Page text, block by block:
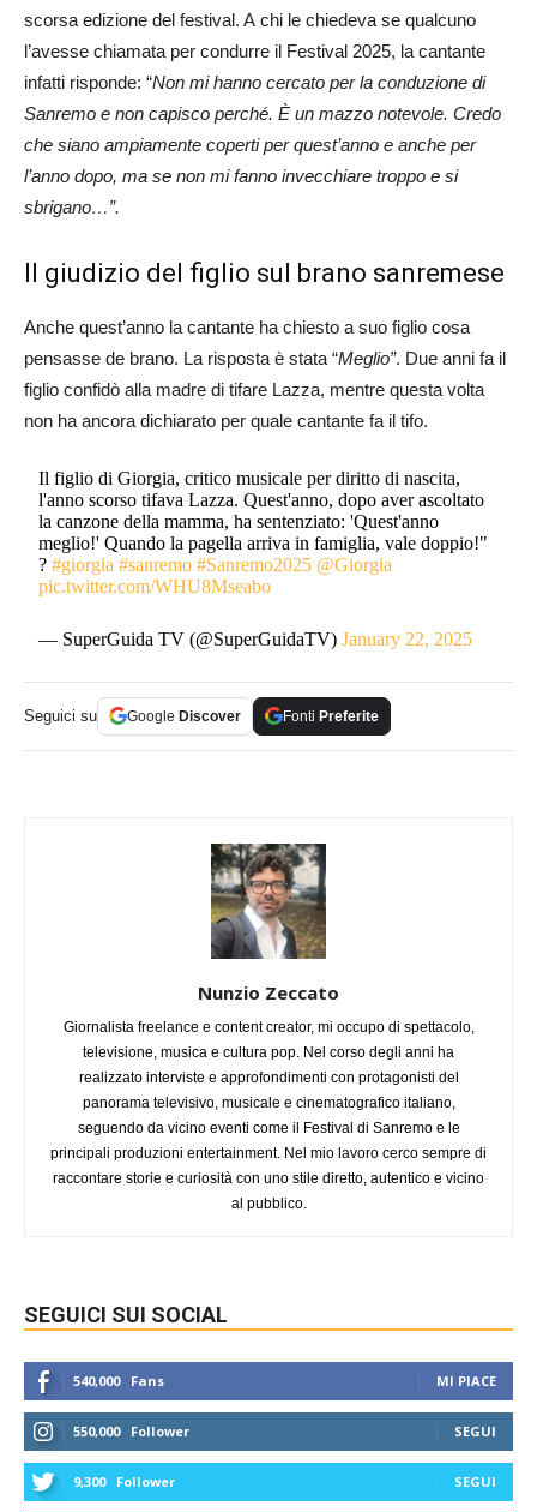
scorsa edizione del festival. A chi le chiedeva se qualcuno
l’avesse chiamata per condurre il Festival 2025, la cantante
infatti risponde: “Non mi hanno cercato per la conduzione di
Sanremo e non capisco perché. È un mazzo notevole. Credo
che siano ampiamente coperti per quest’anno e anche per
l’anno dopo, ma se non mi fanno invecchiare troppo e si
sbrigano…”.
Il giudizio del figlio sul brano sanremese
Anche quest’anno la cantante ha chiesto a suo figlio cosa
pensasse de brano. La risposta è stata “Meglio”. Due anni fa il
figlio confidò alla madre di tifare Lazza, mentre questa volta
non ha ancora dichiarato per quale cantante fa il tifo.
Il figlio di Giorgia, critico musicale per diritto di nascita,
l'anno scorso tifava Lazza. Quest'anno, dopo aver ascoltato
la canzone della mamma, ha sentenziato: 'Quest'anno
meglio!' Quando la pagella arriva in famiglia, vale doppio!"
?#giorgia #sanremo #Sanremo2025 @Giorgia
pic.twitter.com/WHU8Mseabo
— SuperGuida TV (@SuperGuidaTV)January 22, 2025
Seguici su Google Discover Fonti Preferite
Nunzio Zeccato
Giornalista freelance e content creator, mi occupo di spettacolo,
televisione, musica e cultura pop. Nel corso degli anni ha
realizzato interviste e approfondimenti con protagonisti del
panorama televisivo, musicale e cinematografico italiano,
seguendo da vicino eventi come il Festival di Sanremo e le
principali produzioni entertainment. Nel mio lavoro cerco sempre di
raccontare storie e curiosità con uno stile diretto, autentico e vicino
al pubblico.
SEGUICI SUI SOCIAL
540,000 Fans MI PIACE
550,000 Follower SEGUI
9,300 Follower SEGUI